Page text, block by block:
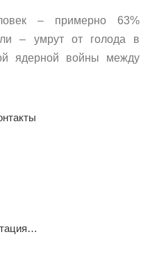
– примерно 63%
– умрут от голода в
ядерной войны между